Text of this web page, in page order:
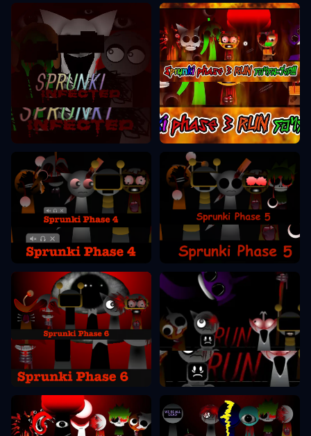
مرحلة Sprunki 2
مرحلة Sprunki 3
مرحلة Sprunki 4 مرحلة Sprunki 5
مرحلة Sprunki 6
مرحلة Sprunki 7